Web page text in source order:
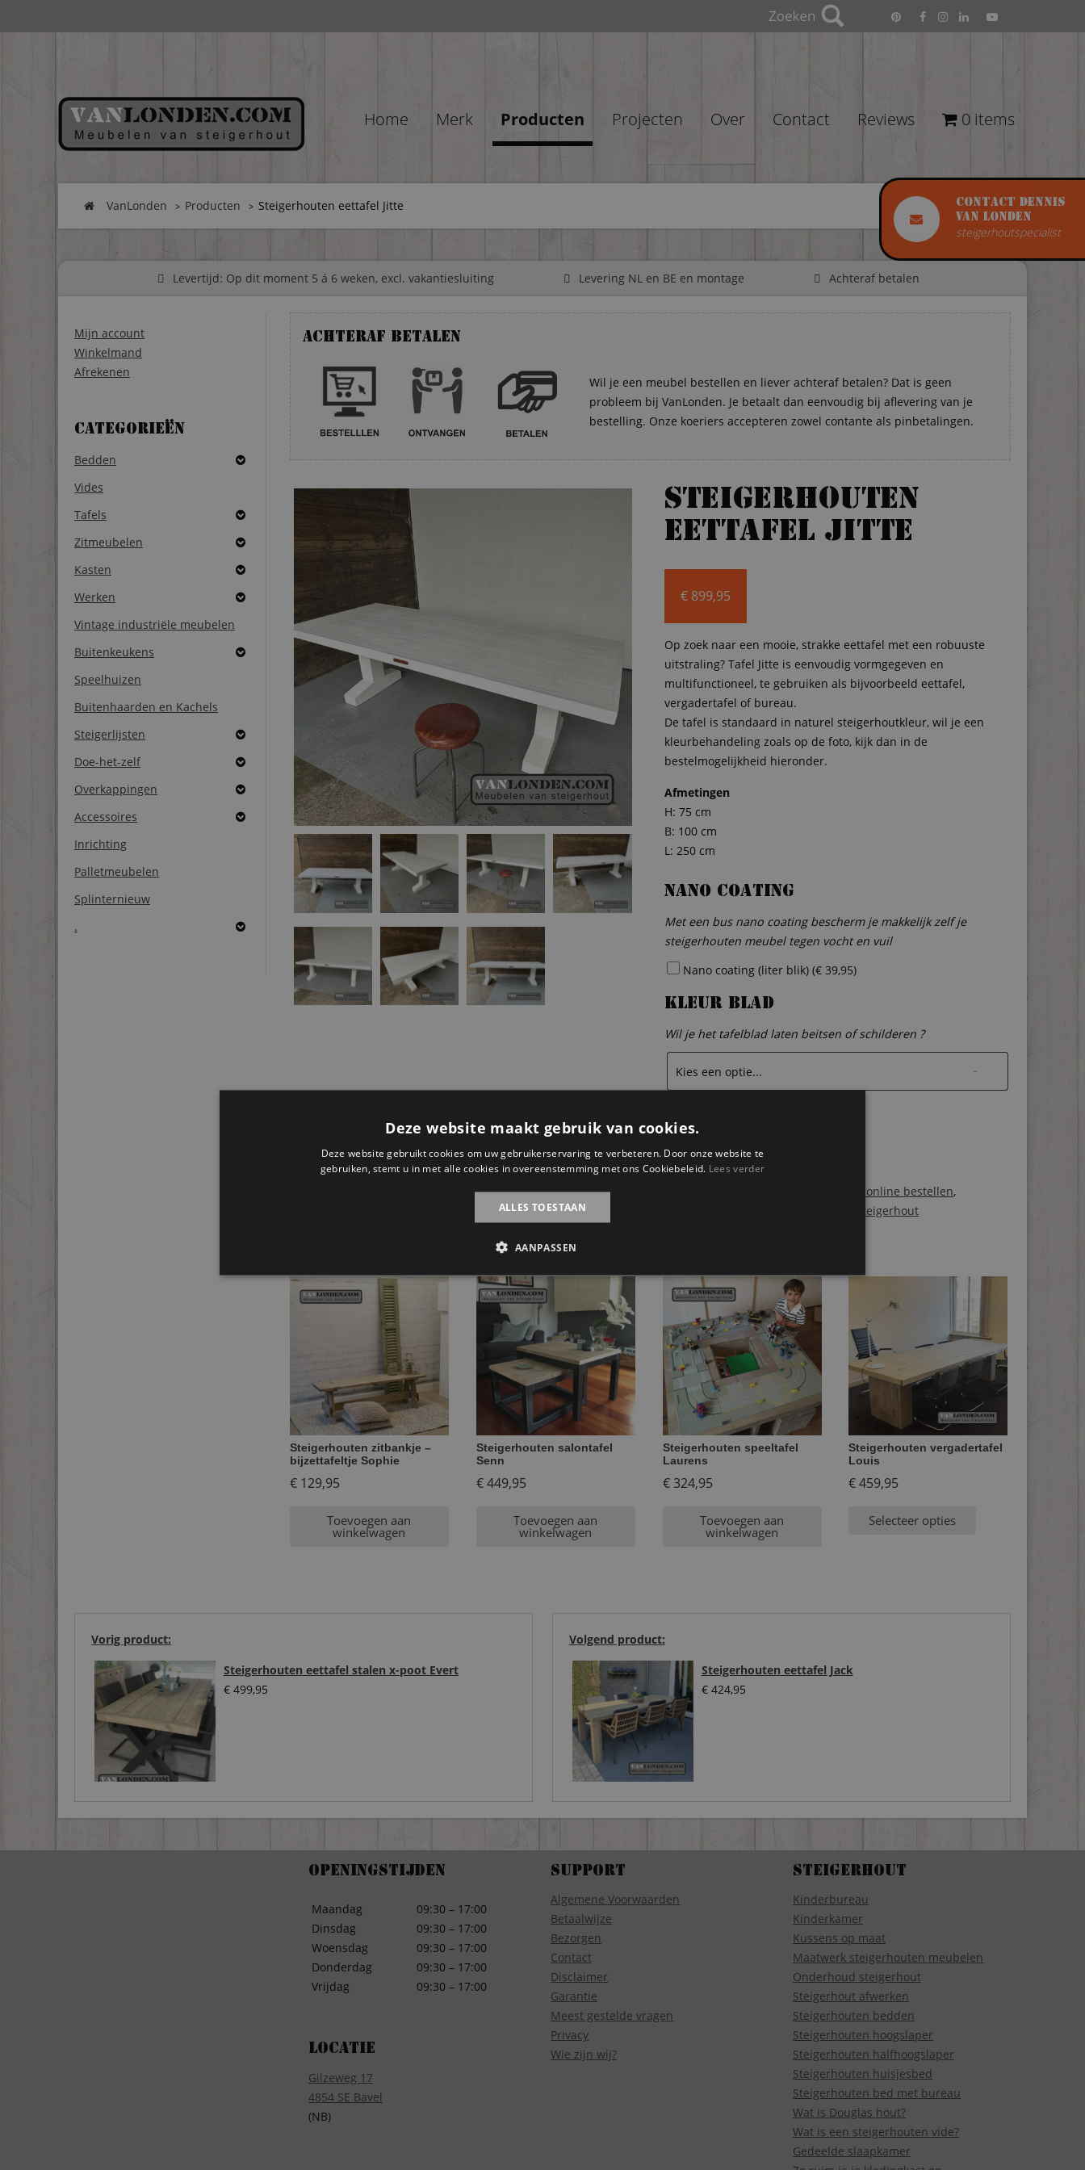
Contact Dennis
van Londen
steigerhoutspecialist
Home Merk Producten Projecten Over Contact Reviews 0 items
VanLonden Producten Steigerhouten eettafel Jitte
Levertijd: Op dit moment 5 á 6 weken, excl. vakantiesluiting Levering NL en BE en montage Achteraf betalen
Mijn account
Winkelmand
Afrekenen
Categorieën
Bedden
Vides
Tafels
Zitmeubelen
Kasten
Werken
Vintage industriële meubelen
Buitenkeukens
Speelhuizen
Buitenhaarden en Kachels
Steigerlijsten
Doe-het-zelf
Overkappingen
Accessoires
Inrichting
Palletmeubelen
Splinternieuw
.
Achteraf betalen
Wil je een meubel bestellen en liever achteraf betalen? Dat is geen
probleem bij VanLonden. Je betaalt dan eenvoudig bij aflevering van je
bestelling. Onze koeriers accepteren zowel contante als pinbetalingen.
Steigerhouten
eettafel Jitte
€ 899,95
Op zoek naar een mooie, strakke eettafel met een robuuste
uitstraling? Tafel Jitte is eenvoudig vormgegeven en
multifunctioneel, te gebruiken als bijvoorbeeld eettafel,
vergadertafel of bureau.
De tafel is standaard in naturel steigerhoutkleur, wil je een
kleurbehandeling zoals op de foto, kijk dan in de
bestelmogelijkheid hieronder.
Afmetingen
H: 75 cm
B: 100 cm
L: 250 cm
Nano coating
Met een bus nano coating bescherm je makkelijk zelf je
steigerhouten meubel tegen vocht en vuil
Nano coating (liter blik) (€ 39,95)
Kleur blad
Wil je het tafelblad laten beitsen of schilderen ?
eettafel
Jitte
aantal
Steigerhouten eettafels online bestellen,
Steigerhout
Gerelateerde producten
Steigerhouten zitbankje –
bijzettafeltje Sophie
€129,95
Toevoegen aan
winkelwagen
Steigerhouten salontafel
Senn
€449,95
Toevoegen aan
winkelwagen
Steigerhouten speeltafel
Laurens
€324,95
Toevoegen aan
winkelwagen
Steigerhouten vergadertafel
Louis
€459,95
Selecteer opties
Volgend product:
Steigerhouten eettafel Jack
€424,95
Vorig product:
Steigerhouten eettafel stalen x-poot Evert
€ 499,95
Openingstijden
Maandag
Dinsdag
Woensdag
Donderdag
Vrijdag
09:30 – 17:00
09:30 – 17:00
09:30 – 17:00
09:30 – 17:00
09:30 – 17:00
Locatie
Gilzeweg 17
4854 SE Bavel
(NB)
Support
Algemene Voorwaarden
Betaalwijze
Bezorgen
Contact
Disclaimer
Garantie
Meest gestelde vragen
Privacy
Wie zijn wij?
Steigerhout
Kinderbureau
Kinderkamer
Kussens op maat
Maatwerk steigerhouten meubelen
Onderhoud steigerhout
Steigerhout afwerken
Steigerhouten bedden
Steigerhouten hoogslaper
Steigerhouten halfhoogslaper
Steigerhouten huisjesbed
Steigerhouten bed met bureau
Wat is Douglas hout?
Wat is een steigerhouten vide?
Gedeelde slaapkamer
Deze website maakt gebruik van cookies.
Deze website gebruikt cookies om uw gebruikerservaring te verbeteren. Door onze website te
gebruiken, stemt u in met alle cookies in overeenstemming met ons Cookiebeleid. Lees verder
ALLES TOESTAAN
AANPASSEN